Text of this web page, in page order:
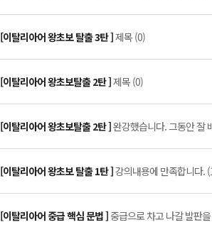
[이탈리아어 왕초보 탈출 3탄 ]제목 (0)
[이탈리아어 왕초보탈출 2탄 ]제목 (0)
[이탈리아어 왕초보탈출 2탄 ]완강했습니다. 그동안 잘
[이탈리아어 왕초보 탈출 1탄 ]강의내용에 만족합니다.
[이탈리아어 중급 핵심 문법 ]중급으로 차고 나갈 발판